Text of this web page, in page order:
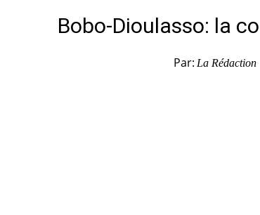
Bobo-Dioulasso: la
Par: La Rédaction